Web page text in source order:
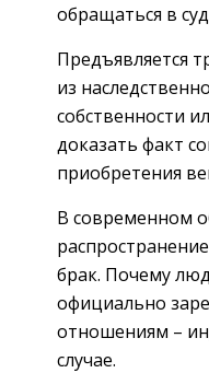
обращаться в
Предъявляется
из
собственности
доказать факт
приобретения
В современном
брак. Почему
официально
отношениям –
случае.